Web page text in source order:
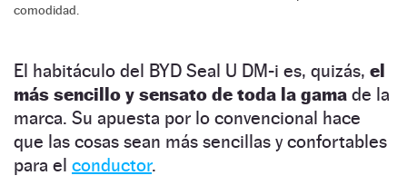
comodidad.
El habitáculo del BYD Seal U DM-i es, quizás, el
más sencillo y sensato de toda la gama de la
marca. Su apuesta por lo convencional hace
que las cosas sean más sencillas y confortables
para el conductor.